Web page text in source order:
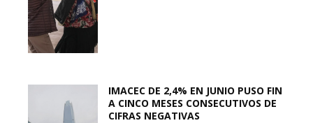
IMACEC DE 2,4% EN JUNIO PUSO FIN
A CINCO MESES CONSECUTIVOS DE
CIFRAS NEGATIVAS